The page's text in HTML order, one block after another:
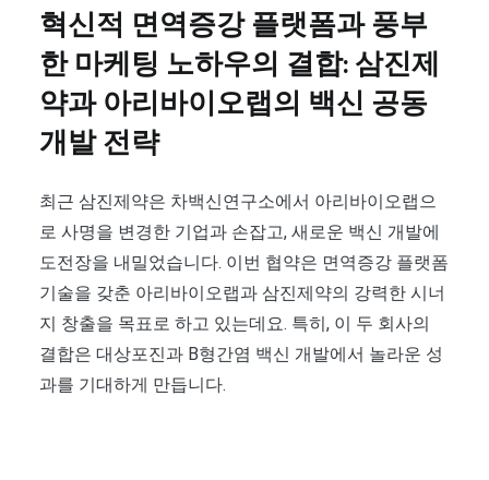
혁신적 면역증강 플랫폼과 풍부
한 마케팅 노하우의 결합: 삼진제
약과 아리바이오랩의 백신 공동
개발 전략
최근 삼진제약은 차백신연구소에서 아리바이오랩으
로 사명을 변경한 기업과 손잡고, 새로운 백신 개발에
도전장을 내밀었습니다. 이번 협약은 면역증강 플랫폼
기술을 갖춘 아리바이오랩과 삼진제약의 강력한 시너
지 창출을 목표로 하고 있는데요. 특히, 이 두 회사의
결합은 대상포진과 B형간염 백신 개발에서 놀라운 성
과를 기대하게 만듭니다.